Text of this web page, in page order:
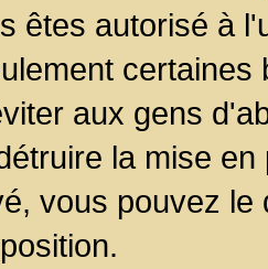
êtes autorisé à
aux gens
la mise
vous pouvez